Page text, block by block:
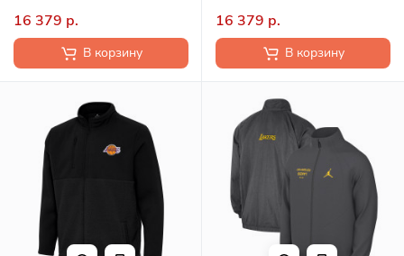
16 379 р.
В корзину
16 379 р.
В корзину